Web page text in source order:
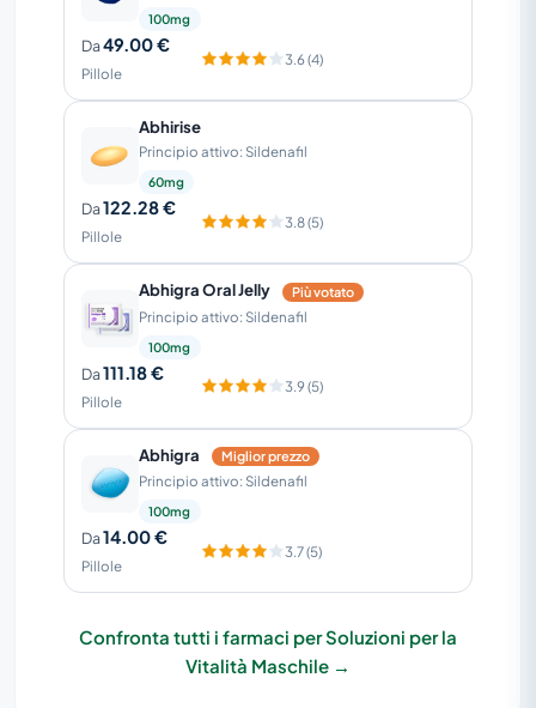
100mg
Da49.00 €
Pillole
3.6 (4)
Abhirise
Principio attivo: Sildenafil
60mg
Da122.28 €
Pillole
3.8 (5)
Abhigra Oral Jelly Più votato
Principio attivo: Sildenafil
100mg
Da111.18 €
Pillole
3.9 (5)
Abhigra Miglior prezzo
Principio attivo: Sildenafil
100mg
Da14.00 €
Pillole
3.7 (5)
Confronta tutti i farmaci per Soluzioni per la
Vitalità Maschile →